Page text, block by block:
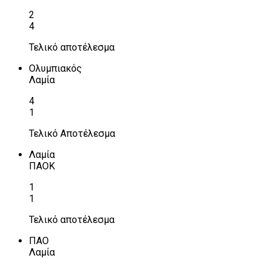
2
4
Τελικό αποτέλεσμα
Ολυμπιακός
Λαμία
4
1
Τελικό Αποτέλεσμα
Λαμία
ΠΑΟΚ
1
1
Τελικό αποτέλεσμα
ΠΑΟ
Λαμία